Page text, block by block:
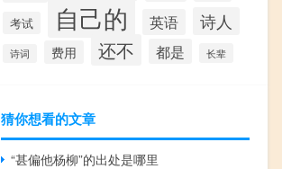
考试
自己的 英语 诗人
诗词 费用 还不 都是 长辈
猜你想看的文章
“甚偏他杨柳”的出处是哪里